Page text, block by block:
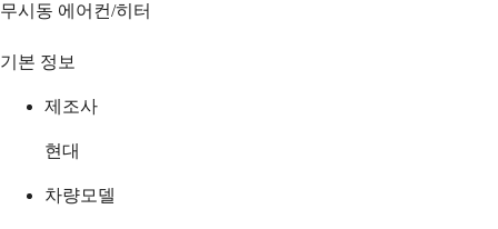
무시동 에어컨/히터
기본 정보
제조사
현대
차량모델